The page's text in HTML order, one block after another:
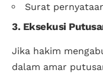
Surat
3. Eksekusi
Jika hakim
dalam amar